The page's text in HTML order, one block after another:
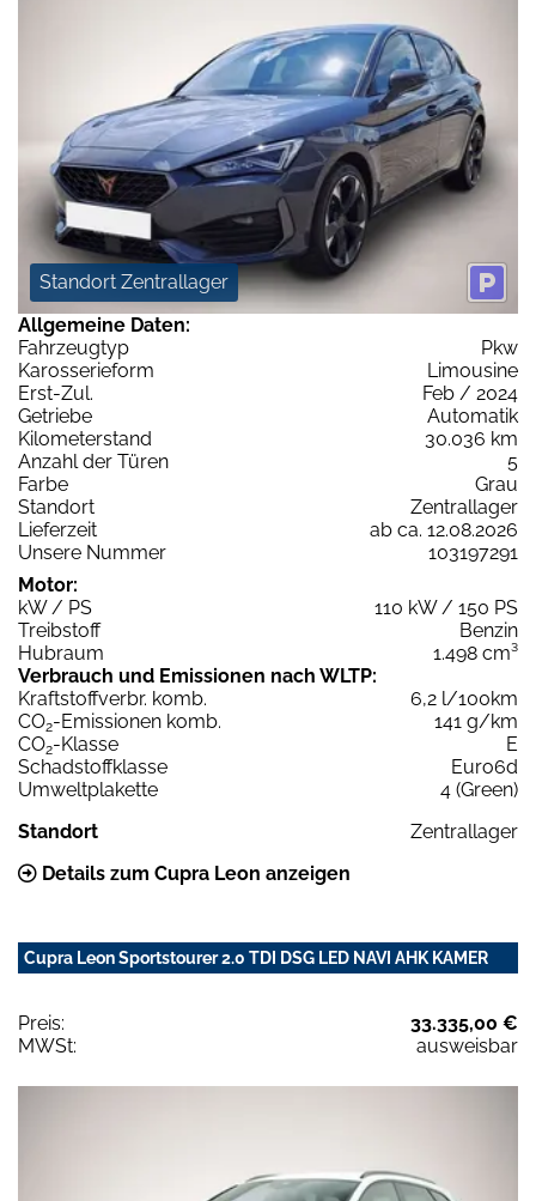
Standort Zentrallager
Allgemeine Daten:
Fahrzeugtyp
Pkw
Karosserieform
Limousine
Erst-Zul.
Feb / 2024
Getriebe
Automatik
Kilometerstand
30.036 km
Anzahl der Türen
5
Farbe
Grau
Standort
Zentrallager
Lieferzeit
ab ca. 12.08.2026
Unsere Nummer
103197291
Motor:
kW / PS
110 kW / 150 PS
Treibstoff
Benzin
Hubraum
1.498 cm³
Verbrauch und Emissionen nach WLTP:
Kraftstoffverbr. komb.
6,2 l/100km
CO2-Emissionen komb.
141 g/km
CO2-Klasse
E
Schadstoffklasse
Euro6d
Umweltplakette
4 (Green)
Standort
Zentrallager
Details zum Cupra Leon anzeigen
Cupra Leon Sportstourer 2.0 TDI DSG LED NAVI AHK KAMER
Preis:
33.335,00 €
MWSt:
ausweisbar